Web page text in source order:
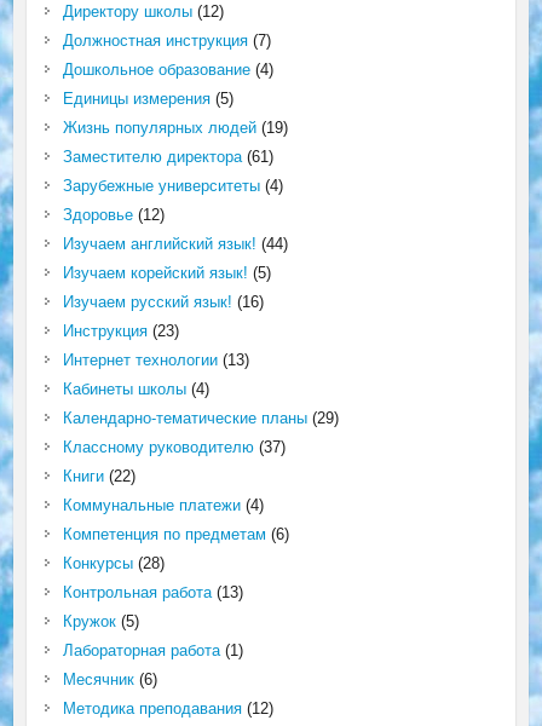
Директору школы(12)
Должностная инструкция(7)
Дошкольное образование(4)
Единицы измерения(5)
Жизнь популярных людей(19)
Заместителю директора(61)
Зарубежные университеты(4)
Здоровье(12)
Изучаем английский язык! (44)
Изучаем корейский язык! (5)
Изучаем русский язык! (16)
Инструкция(23)
Интернет технологии(13)
Кабинеты школы(4)
Календарно-тематические планы(29)
Классному руководителю(37)
Книги(22)
Коммунальные платежи(4)
Компетенция по предметам (6)
Конкурсы(28)
Контрольная работа(13)
Кружок(5)
Лабораторная работа(1)
Месячник(6)
Методика преподавания(12)